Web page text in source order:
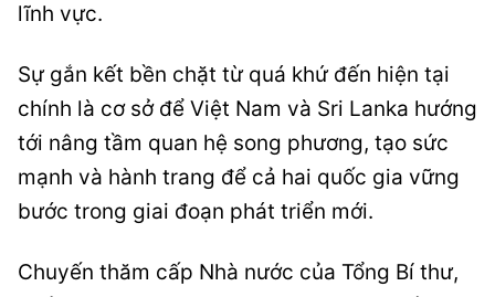
lĩnh vực.
Sự gắn kết bền chặt từ quá khứ đến hiện tại
chính là cơ sở để Việt Nam và Sri Lanka hướng
tới nâng tầm quan hệ song phương, tạo sức
mạnh và hành trang để cả hai quốc gia vững
bước trong giai đoạn phát triển mới.
Chuyến thăm cấp Nhà nước của Tổng Bí thư,